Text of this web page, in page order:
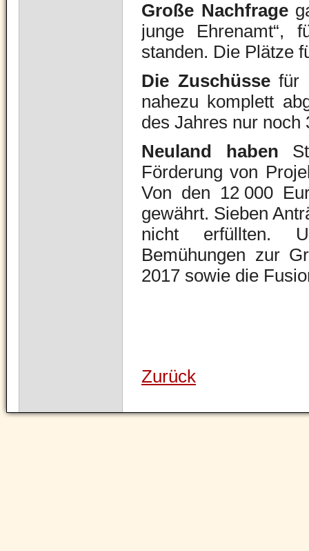
Große Nachfrage
junge Ehrenamt“,
standen. Die Plätze
Die Zuschüssefür
nahezu komplett
des Jahres nur noch
Neuland haben
Förderung von
Von den 12 000
gewährt. Sieben
nicht erfüllten.
Bemühungen zur
2017 sowie die
Zurück
Navigation